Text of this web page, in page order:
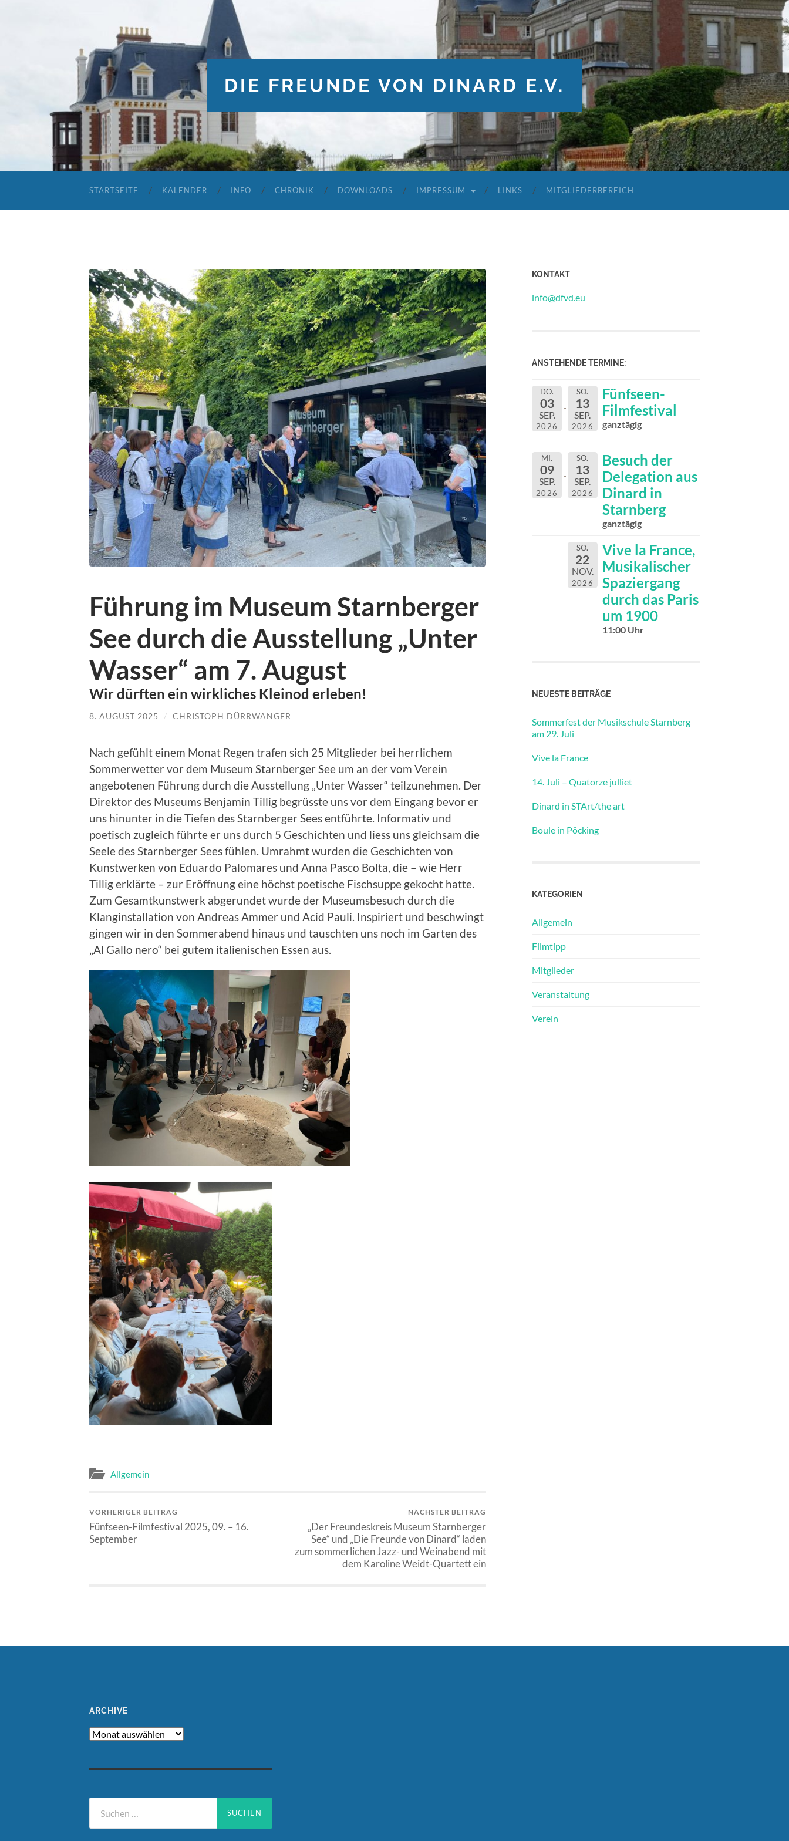
DIE FREUNDE VON DINARD E.V.
STARTSEITE KALENDER INFO CHRONIK DOWNLOADS IMPRESSUM LINKS MITGLIEDERBEREICH
Führung im Museum Starnberger
See durch die Ausstellung „Unter
Wasser“ am 7. August
Wir dürften ein wirkliches Kleinod erleben!
8. AUGUST 2025 / CHRISTOPH DÜRRWANGER
Nach gefühlt einem Monat Regen trafen sich 25 Mitglieder bei herrlichem
Sommerwetter vor dem Museum Starnberger See um an der vom Verein
angebotenen Führung durch die Ausstellung „Unter Wasser“ teilzunehmen. Der
Direktor des Museums Benjamin Tillig begrüsste uns vor dem Eingang bevor er
uns hinunter in die Tiefen des Starnberger Sees entführte. Informativ und
poetisch zugleich führte er uns durch 5 Geschichten und liess uns gleichsam die
Seele des Starnberger Sees fühlen. Umrahmt wurden die Geschichten von
Kunstwerken von Eduardo Palomares und Anna Pasco Bolta, die – wie Herr
Tillig erklärte – zur Eröffnung eine höchst poetische Fischsuppe gekocht hatte.
Zum Gesamtkunstwerk abgerundet wurde der Museumsbesuch durch die
Klanginstallation von Andreas Ammer und Acid Pauli. Inspiriert und beschwingt
gingen wir in den Sommerabend hinaus und tauschten uns noch im Garten des
„Al Gallo nero“ bei gutem italienischen Essen aus.
Allgemein
VORHERIGER BEITRAG
Fünfseen-Filmfestival 2025, 09. – 16.
September
NÄCHSTER BEITRAG
„Der Freundeskreis Museum Starnberger
See“ und „Die Freunde von Dinard“ laden
zum sommerlichen Jazz- und Weinabend mit
dem Karoline Weidt-Quartett ein
KONTAKT
info@dfvd.eu
ANSTEHENDE TERMINE:
DO.
03
SEP.
2026
SO.
13
SEP.
2026
Fünfseen-
Filmfestival
ganztägig
MI.
09
SEP.
2026
SO.
13
SEP.
2026
Besuch der
Delegation aus
Dinard in
Starnberg
ganztägig
SO.
22
NOV.
2026
Vive la France,
Musikalischer
Spaziergang
durch das Paris
um 1900
11:00 Uhr
NEUESTE BEITRÄGE
Sommerfest der Musikschule Starnberg
am 29. Juli
Vive la France
14. Juli – Quatorze julliet
Dinard in STArt/the art
Boule in Pöcking
KATEGORIEN
Allgemein
Filmtipp
Mitglieder
Veranstaltung
Verein
ARCHIVE
Archive
nach: